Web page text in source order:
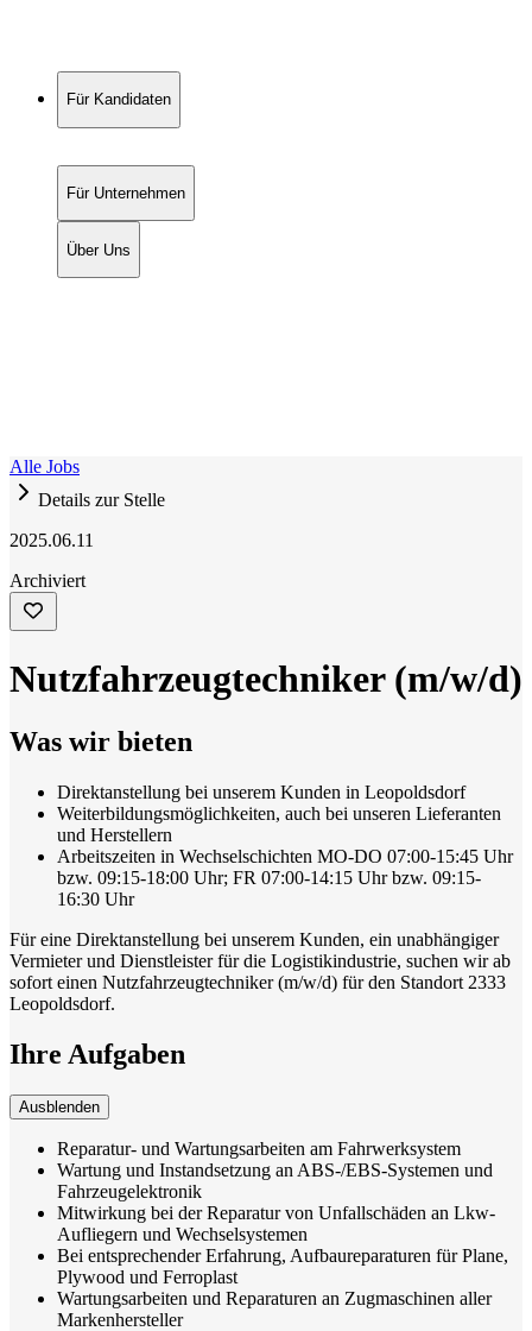
Für Kandidaten
Für Unternehmen
Über Uns
Alle Jobs
Details zur Stelle
2025.06.11
Archiviert
Nutzfahrzeugtechniker (m/w/d)
Was wir bieten
Direktanstellung bei unserem Kunden in Leopoldsdorf
Weiterbildungsmöglichkeiten, auch bei unseren Lieferanten
und Herstellern
Arbeitszeiten in Wechselschichten MO-DO 07:00-15:45 Uhr
bzw. 09:15-18:00 Uhr; FR 07:00-14:15 Uhr bzw. 09:15-
16:30 Uhr
Für eine Direktanstellung bei unserem Kunden, ein unabhängiger
Vermieter und Dienstleister für die Logistikindustrie, suchen wir ab
sofort einen Nutzfahrzeugtechniker (m/w/d) für den Standort 2333
Leopoldsdorf.
Ihre Aufgaben
Ausblenden
Reparatur- und Wartungsarbeiten am Fahrwerksystem
Wartung und Instandsetzung an ABS-/EBS-Systemen und
Fahrzeugelektronik
Mitwirkung bei der Reparatur von Unfallschäden an Lkw-
Aufliegern und Wechselsystemen
Bei entsprechender Erfahrung, Aufbaureparaturen für Plane,
Plywood und Ferroplast
Wartungsarbeiten und Reparaturen an Zugmaschinen aller
Markenhersteller